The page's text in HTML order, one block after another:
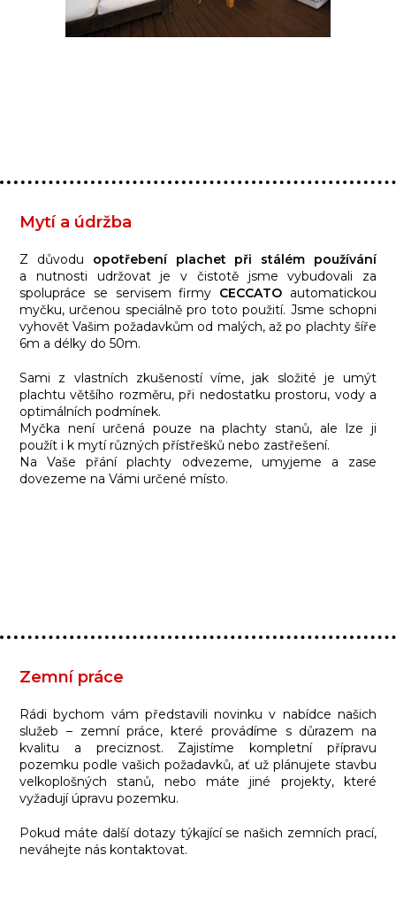
Mytí a údržba
Z důvodu opotřebení plachet při stálém používání
a nutnosti udržovat je v čistotě jsme vybudovali za
spolupráce se servisem firmy CECCATO automatickou
myčku, určenou speciálně pro toto použití. Jsme schopni
vyhovět Vašim požadavkům od malých, až po plachty šíře
6m a délky do 50m.
Sami z vlastních zkušeností víme, jak složité je umýt
plachtu většího rozměru, při nedostatku prostoru, vody a
optimálních podmínek.
Myčka není určená pouze na plachty stanů, ale lze ji
použít i k mytí různých přístřešků nebo zastřešení.
Na Vaše přání plachty odvezeme, umyjeme a zase
dovezeme na Vámi určené místo.
Zemní práce
Rádi bychom vám představili novinku v nabídce našich
služeb – zemní práce, které provádíme s důrazem na
kvalitu a preciznost. Zajistíme kompletní přípravu
pozemku podle vašich požadavků, ať už plánujete stavbu
velkoplošných stanů, nebo máte jiné projekty, které
vyžadují úpravu pozemku.
Pokud máte další dotazy týkající se našich zemních prací,
neváhejte nás kontaktovat.